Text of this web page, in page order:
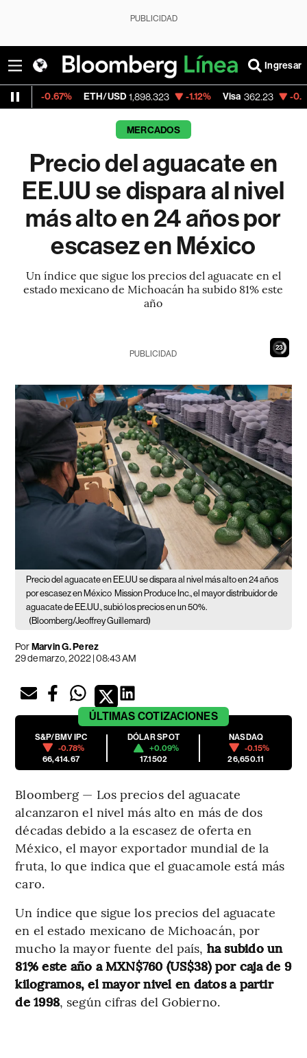
PUBLICIDAD
Ingresar
ETH/USD 1,898.323 -1.12% Visa 362.23 -0.07%
MERCADOS
Precio del aguacate en
EE.UU se dispara al nivel
más alto en 24 años por
escasez en México
Un índice que sigue los precios del aguacate en el
estado mexicano de Michoacán ha subido 81% este
año
22
PUBLICIDAD
Precio del aguacate en EE.UU se dispara al nivel más alto en 24 años
por escasez en México Mission Produce Inc., el mayor distribuidor de
aguacate de EE.UU., subió los precios en un 50%.
(Bloomberg/Jeoffrey Guillemard)
PorMarvin G. Perez
29 de marzo, 2022 | 08:43 AM
ÚLTIMAS COTIZACIONES
S&P/BMV IPC
-0.78%
66,414.67
DÓLAR SPOT
+0.09%
17.1502
NASDAQ
-0.15%
26,650.11
Bloomberg — Los precios del aguacate
alcanzaron el nivel más alto en más de dos
décadas debido a la escasez de oferta en
México, el mayor exportador mundial de la
fruta, lo que indica que el guacamole está más
caro.
Un índice que sigue los precios del aguacate
en el estado mexicano de Michoacán, por
mucho la mayor fuente del país, ha subido un
81% este año a MXN$760 (US$38) por caja de 9
kilogramos, el mayor nivel en datos a partir
de 1998, según cifras del Gobierno.